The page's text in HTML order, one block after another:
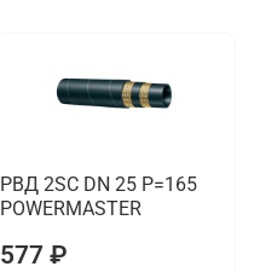
РВД 2SC DN 25 P=165
POWERMASTER
577 ₽